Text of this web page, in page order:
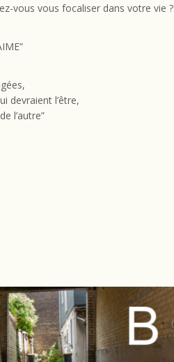
vous vous focaliser dans votre vie ?
devraient l’être,
l’autre”